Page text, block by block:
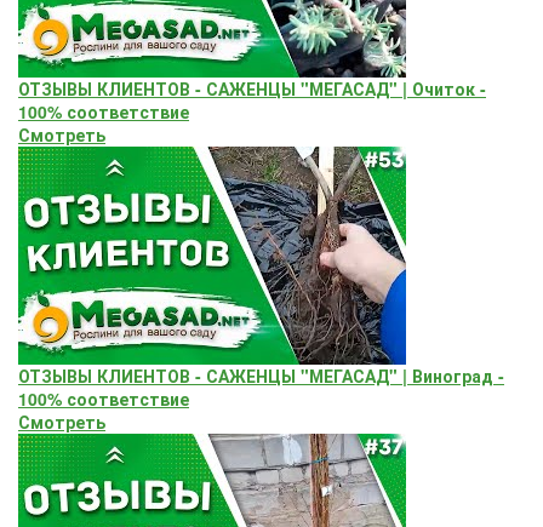
ОТЗЫВЫ КЛИЕНТОВ - САЖЕНЦЫ "МЕГАСАД" | Очиток -
100% соответствие
Смотреть
ОТЗЫВЫ КЛИЕНТОВ - САЖЕНЦЫ "МЕГАСАД" | Виноград -
100% соответствие
Смотреть